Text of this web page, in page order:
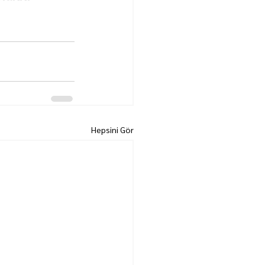
Hepsini Gör